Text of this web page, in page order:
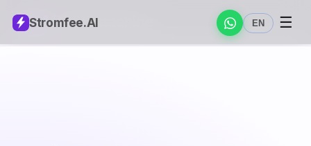
Stromfee.AI EN ☰
DGMWorldmachine